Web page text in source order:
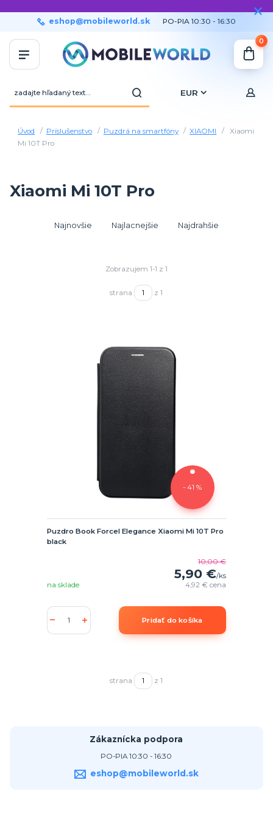
EUR
eshop@mobileworld.sk PO-PIA 10:30 - 16:30
0
Úvod Príslušenstvo Puzdrá na smartfóny XIAOMI
Xiaomi
Mi 10T Pro
Xiaomi Mi 10T Pro
Najnovšie Najlacnejšie Najdrahšie
Zobrazujem 1-1 z 1
strana z 1
- 41 %
Puzdro Book Forcel Elegance Xiaomi Mi 10T Pro
black
10,00 €
5,90 €/ks
4,92 €cena
na sklade
Pridať do košíka
strana z 1
Zákaznícka podpora
PO-PIA 10:30 - 16:30
eshop@mobileworld.sk